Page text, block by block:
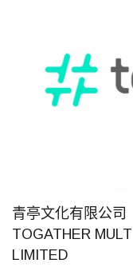
青亭文化有限公司
TOGATHER
LIMITED